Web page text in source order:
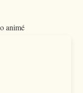
animé